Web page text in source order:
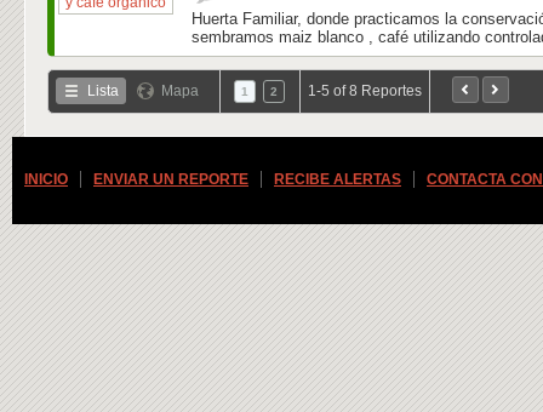
Huerta Familiar, donde practicamos la
sembramos maiz blanco , café utilizando
Lista Mapa 1 2 1-5 of 8 Reportes
INICIO ENVIAR UN REPORTE RECIBE ALERTAS CONTACTA